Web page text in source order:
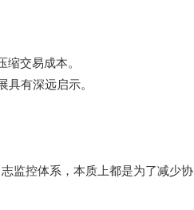
交易成本。
有深远启示。
监控体系，本质上都是为了减少协